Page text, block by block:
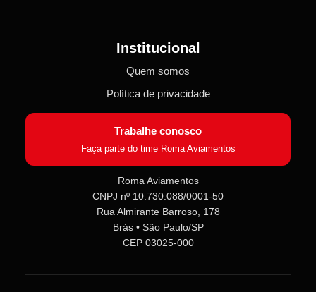
Roma Aviamentos
Online agora
Aviamentos!
Institucional
Quem somos
Política de privacidade
Trabalhe conosco
Faça parte do time Roma Aviamentos
Roma Aviamentos
CNPJ nº 10.730.088/0001-50
Rua Almirante Barroso, 178
Brás • São Paulo/SP
CEP 03025-000